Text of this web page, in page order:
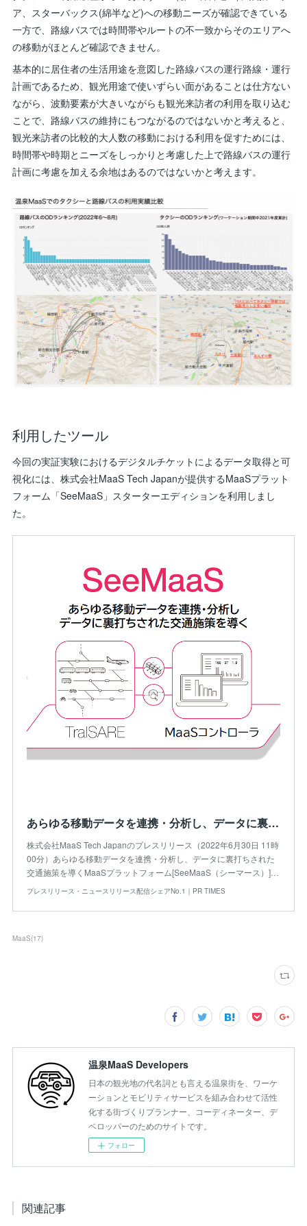
ア、スターバックス(綿半など)への移動ニーズが確認できている
一方で、路線バスでは時間帯やルートの不一致からそのエリアへ
の移動がほとんど確認できません。
基本的に居住者の生活用途を意図した路線バスの運行路線・運行
計画であるため、観光用途で使いずらい面があることは仕方ない
ながら、波動要素が大きいながらも観光来訪者の利用を取り込む
ことで、路線バスの維持にもつながるのではないかと考えると、
観光来訪者の比較的大人数の移動における利用を促すためには、
時間帯や時期とニーズをしっかりと考慮した上で路線バスの運行
計画に考慮を加える余地はあるのではないかと考えます。
利用したツール
今回の実証実験におけるデジタルチケットによるデータ取得と可
視化には、株式会社MaaS Tech Japanが提供するMaaSプラット
フォーム「SeeMaaS」スターターエディションを利用しまし
た。
あらゆる移動データを連携・分析し、データに裏打ちされた交通施策を導くMaaSプラットフォーム「SeeMaaS（シーマース）」リリース
株式会社MaaS Tech Japanのプレスリリース（2022年6月30日 11時
00分）あらゆる移動データを連携・分析し、データに裏打ちされた
交通施策を導くMaaSプラットフォーム[SeeMaaS（シーマース）]…
プレスリリース・ニュースリリース配信シェアNo.1｜PR TIMES
MaaS(17)
温泉MaaS Developers
日本の観光地の代名詞とも言える温泉街を、ワーケ
ーションとモビリティサービスを組み合わせて活性
化する街づくりプランナー、コーディネーター、デ
ベロッパーのためのサイトです。
フォロー
関連記事